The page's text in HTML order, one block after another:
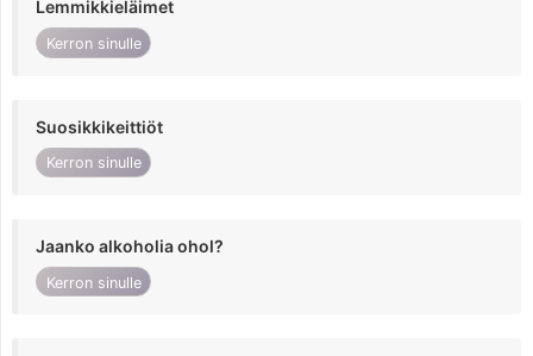
Lemmikkieläimet
Kerron sinulle
Suosikkikeittiöt
Kerron sinulle
Jaanko alkoholia ohol?
Kerron sinulle